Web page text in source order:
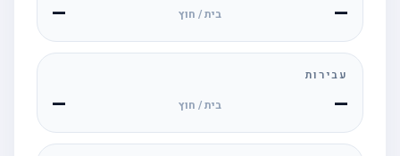
— בית / חוץ —
עבירות
— בית / חוץ —